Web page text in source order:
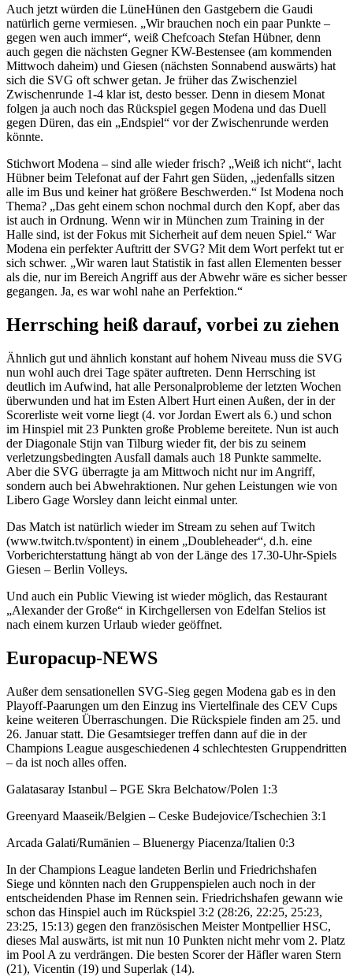
Auch jetzt würden die LüneHünen den Gastgebern die Gaudi
natürlich gerne vermiesen. „Wir brauchen noch ein paar Punkte –
gegen wen auch immer“, weiß Chefcoach Stefan Hübner, denn
auch gegen die nächsten Gegner KW-Bestensee (am kommenden
Mittwoch daheim) und Giesen (nächsten Sonnabend auswärts) hat
sich die SVG oft schwer getan. Je früher das Zwischenziel
Zwischenrunde 1-4 klar ist, desto besser. Denn in diesem Monat
folgen ja auch noch das Rückspiel gegen Modena und das Duell
gegen Düren, das ein „Endspiel“ vor der Zwischenrunde werden
könnte.
Stichwort Modena – sind alle wieder frisch? „Weiß ich nicht“, lacht
Hübner beim Telefonat auf der Fahrt gen Süden, „jedenfalls sitzen
alle im Bus und keiner hat größere Beschwerden.“ Ist Modena noch
Thema? „Das geht einem schon nochmal durch den Kopf, aber das
ist auch in Ordnung. Wenn wir in München zum Training in der
Halle sind, ist der Fokus mit Sicherheit auf dem neuen Spiel.“ War
Modena ein perfekter Auftritt der SVG? Mit dem Wort perfekt tut er
sich schwer. „Wir waren laut Statistik in fast allen Elementen besser
als die, nur im Bereich Angriff aus der Abwehr wäre es sicher besser
gegangen. Ja, es war wohl nahe an Perfektion.“
Herrsching heiß darauf, vorbei zu ziehen
Ähnlich gut und ähnlich konstant auf hohem Niveau muss die SVG
nun wohl auch drei Tage später auftreten. Denn Herrsching ist
deutlich im Aufwind, hat alle Personalprobleme der letzten Wochen
überwunden und hat im Esten Albert Hurt einen Außen, der in der
Scorerliste weit vorne liegt (4. vor Jordan Ewert als 6.) und schon
im Hinspiel mit 23 Punkten große Probleme bereitete. Nun ist auch
der Diagonale Stijn van Tilburg wieder fit, der bis zu seinem
verletzungsbedingten Ausfall damals auch 18 Punkte sammelte.
Aber die SVG überragte ja am Mittwoch nicht nur im Angriff,
sondern auch bei Abwehraktionen. Nur gehen Leistungen wie von
Libero Gage Worsley dann leicht einmal unter.
Das Match ist natürlich wieder im Stream zu sehen auf Twitch
(www.twitch.tv/spontent) in einem „Doubleheader“, d.h. eine
Vorberichterstattung hängt ab von der Länge des 17.30-Uhr-Spiels
Giesen – Berlin Volleys.
Und auch ein Public Viewing ist wieder möglich, das Restaurant
„Alexander der Große“ in Kirchgellersen von Edelfan Stelios ist
nach einem kurzen Urlaub wieder geöffnet.
Europacup-NEWS
Außer dem sensationellen SVG-Sieg gegen Modena gab es in den
Playoff-Paarungen um den Einzug ins Viertelfinale des CEV Cups
keine weiteren Überraschungen. Die Rückspiele finden am 25. und
26. Januar statt. Die Gesamtsieger treffen dann auf die in der
Champions League ausgeschiedenen 4 schlechtesten Gruppendritten
– da ist noch alles offen.
Galatasaray Istanbul – PGE Skra Belchatow/Polen 1:3
Greenyard Maaseik/Belgien – Ceske Budejovice/Tschechien 3:1
Arcada Galati/Rumänien – Bluenergy Piacenza/Italien 0:3
In der Champions League landeten Berlin und Friedrichshafen
Siege und könnten nach den Gruppenspielen auch noch in der
entscheidenden Phase im Rennen sein. Friedrichshafen gewann wie
schon das Hinspiel auch im Rückspiel 3:2 (28:26, 22:25, 25:23,
23:25, 15:13) gegen den französischen Meister Montpellier HSC,
dieses Mal auswärts, ist mit nun 10 Punkten nicht mehr vom 2. Platz
im Pool A zu verdrängen. Die besten Scorer der Häfler waren Stern
(21), Vicentin (19) und Superlak (14).